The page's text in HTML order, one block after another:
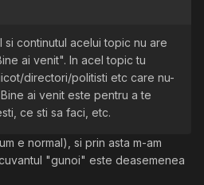
si continutul acelui topic nu are
ai venit". In acel topic tu
directori/politisti etc care nu-
ai venit este pentru a te
ce sti sa faci, etc.
e normal), si prin asta m-am
"gunoi" este deasemenea